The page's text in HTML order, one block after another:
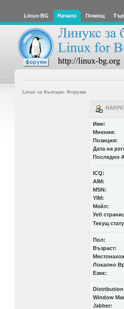
Linux-BG Начало Помощ
Linux за българи: Форуми
Име:
Мнения:
Позиция:
Дата на
Последно
ICQ:
AIM:
MSN:
YIM:
Мейл:
Уеб
Текущ
Пол:
Възраст:
Локално
Език:
Window
Jabber: